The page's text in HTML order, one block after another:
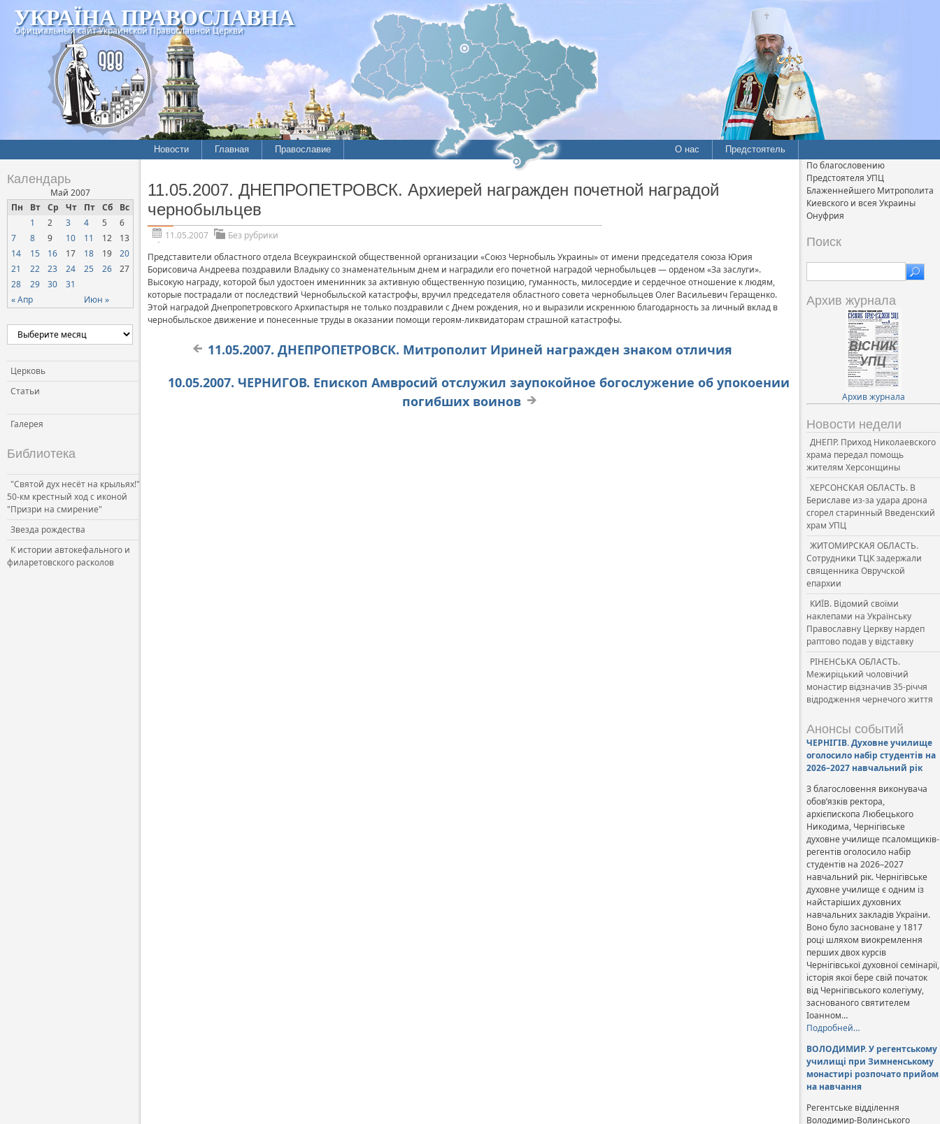
УКРАЇНА ПРАВОСЛАВНА
Официальный сайт Украинской Православной Церкви
Новости Главная Православие О нас Предстоятель
Календарь
Май 2007
Пн
Вт Ср Чт Пт Сб Вс
« Апр Июн »
1 2 3 4 5
6
7
8 9 10 11 12
13
14
15 16 17 18 19
20
21
22 23 24 25 26
27
28
29 30 31
Церковь
Статьи
Галерея
Библиотека
"Святой дух несёт на крыльях!"
50-км крестный ход с иконой
"Призри на смирение"
Звезда рождества
К истории автокефального и
филаретовского расколов
11.05.2007. ДНЕПРОПЕТРОВСК. Архиерей награжден почетной наградой
чернобыльцев
11.05.2007
Без рубрики
Представители областного отдела Всеукраинской общественной организации «Союз Чернобыль Украины» от имени председателя союза Юрия
Борисовича Андреева поздравили Владыку со знаменательным днем и наградили его почетной наградой чернобыльцев — орденом «За заслуги».
Высокую награду, которой был удостоен именинник за активную общественную позицию, гуманность, милосердие и сердечное отношение к людям,
которые пострадали от последствий Чернобыльской катастрофы, вручил председателя областного совета чернобыльцев Олег Васильевич Геращенко.
Этой наградой Днепропетровского Архипастыря не только поздравили с Днем рождения, но и выразили искреннюю благодарность за личный вклад в
чернобыльское движение и понесенные труды в оказании помощи героям-ликвидаторам страшной катастрофы.
11.05.2007. ДНЕПРОПЕТРОВСК. Митрополит Ириней награжден знаком отличия
10.05.2007. ЧЕРНИГОВ. Епископ Амвросий отслужил заупокойное богослужение об упокоении
погибших воинов
По благословению
Предстоятеля УПЦ
Блаженнейшего Митрополита
Киевского и всея Украины
Онуфрия
Поиск
Архив журнала
Архив журнала
Новости недели
ДНЕПР. Приход Николаевского
храма передал помощь
жителям Херсонщины
ХЕРСОНСКАЯ ОБЛАСТЬ. В
Бериславе из-за удара дрона
сгорел старинный Введенский
храм УПЦ
ЖИТОМИРСКАЯ ОБЛАСТЬ.
Сотрудники ТЦК задержали
священника Овручской
епархии
КИЇВ. Відомий своїми
наклепами на Українську
Православну Церкву нардеп
раптово подав у відставку
РІНЕНСЬКА ОБЛАСТЬ.
Межиріцький чоловічий
монастир відзначив 35-річчя
відродження чернечого життя
Анонсы событий
ЧЕРНІГІВ. Духовне училище
оголосило набір студентів на
2026–2027 навчальний рік
З благословення виконувача
обов’язків ректора,
архієпископа Любецького
Никодима, Чернігівське
духовне училище псаломщиків-
регентів оголосило набір
студентів на 2026–2027
навчальний рік. Чернігівське
духовне училище є одним із
найстаріших духовних
навчальних закладів України.
Воно було засноване у 1817
році шляхом виокремлення
перших двох курсів
Чернігівської духовної семінарії,
історія якої бере свій початок
від Чернігівського колегіуму,
заснованого святителем
Іоанном…
Подробней…
ВОЛОДИМИР. У регентському
училищі при Зимненському
монастирі розпочато прийом
на навчання
Регентське відділення
Володимир-Волинського